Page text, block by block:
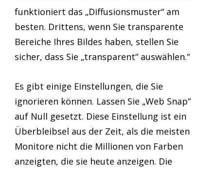
funktioniert das „Diffusionsmuster“ am
besten. Drittens, wenn Sie transparente
Bereiche Ihres Bildes haben, stellen Sie
sicher, dass Sie „transparent“ auswählen.“
Es gibt einige Einstellungen, die Sie
ignorieren können. Lassen Sie „Web Snap“
auf Null gesetzt. Diese Einstellung ist ein
Überbleibsel aus der Zeit, als die meisten
Monitore nicht die Millionen von Farben
anzeigten, die sie heute anzeigen. Die